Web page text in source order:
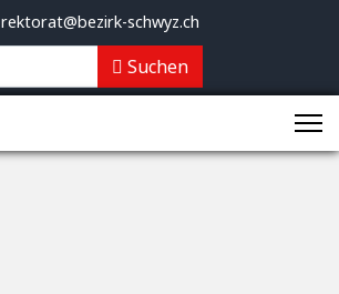
rektorat@bezirk-schwyz.ch
Suchen